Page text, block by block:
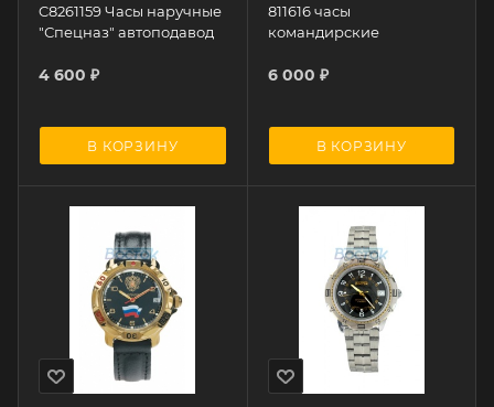
C8261159 Часы наручные
"Спецназ" автоподавод
4 600 ₽
В КОРЗИНУ
811616 часы
командирские
6 000 ₽
В КОРЗИНУ